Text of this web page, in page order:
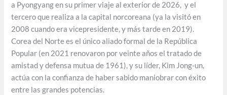
a Pyongyang en su primer viaje al exterior de 2026, y el
tercero que realiza a la capital norcoreana (ya la visitó en
2008 cuando era vicepresidente, y más tarde en 2019).
Corea del Norte es el único aliado formal de la República
Popular (en 2021 renovaron por veinte años el tratado de
amistad y defensa mutua de 1961), y su líder, Kim Jong-un,
actúa con la confianza de haber sabido maniobrar con éxito
entre las grandes potencias.